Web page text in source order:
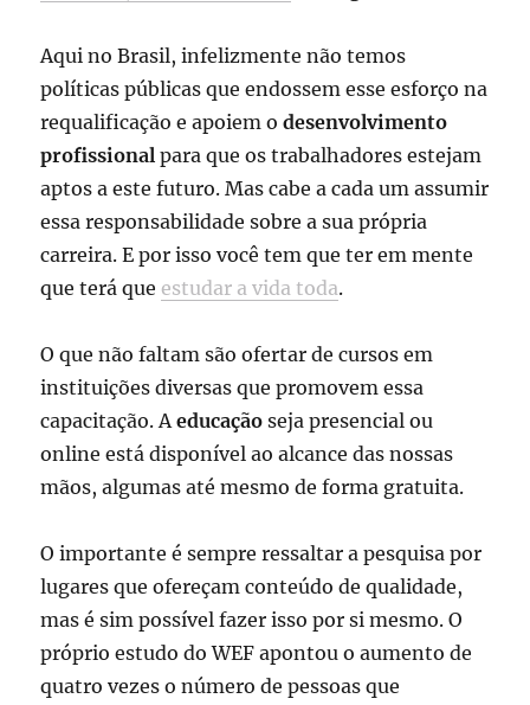
Aqui no Brasil, infelizmente não temos
políticas públicas que endossem esse esforço na
requalificação e apoiem odesenvolvimento
profissional para que os trabalhadores estejam
aptos a este futuro. Mas cabe a cada um assumir
essa responsabilidade sobre a sua própria
carreira. E por isso você tem que ter em mente
que terá que estudar a vida toda.
O que não faltam são ofertar de cursos em
instituições diversas que promovem essa
capacitação. Aeducação seja presencial ou
online está disponível ao alcance das nossas
mãos, algumas até mesmo de forma gratuita.
O importante é sempre ressaltar a pesquisa por
lugares que ofereçam conteúdo de qualidade,
mas é sim possível fazer isso por si mesmo. O
próprio estudo do WEF apontou o aumento de
quatro vezes o número de pessoas que